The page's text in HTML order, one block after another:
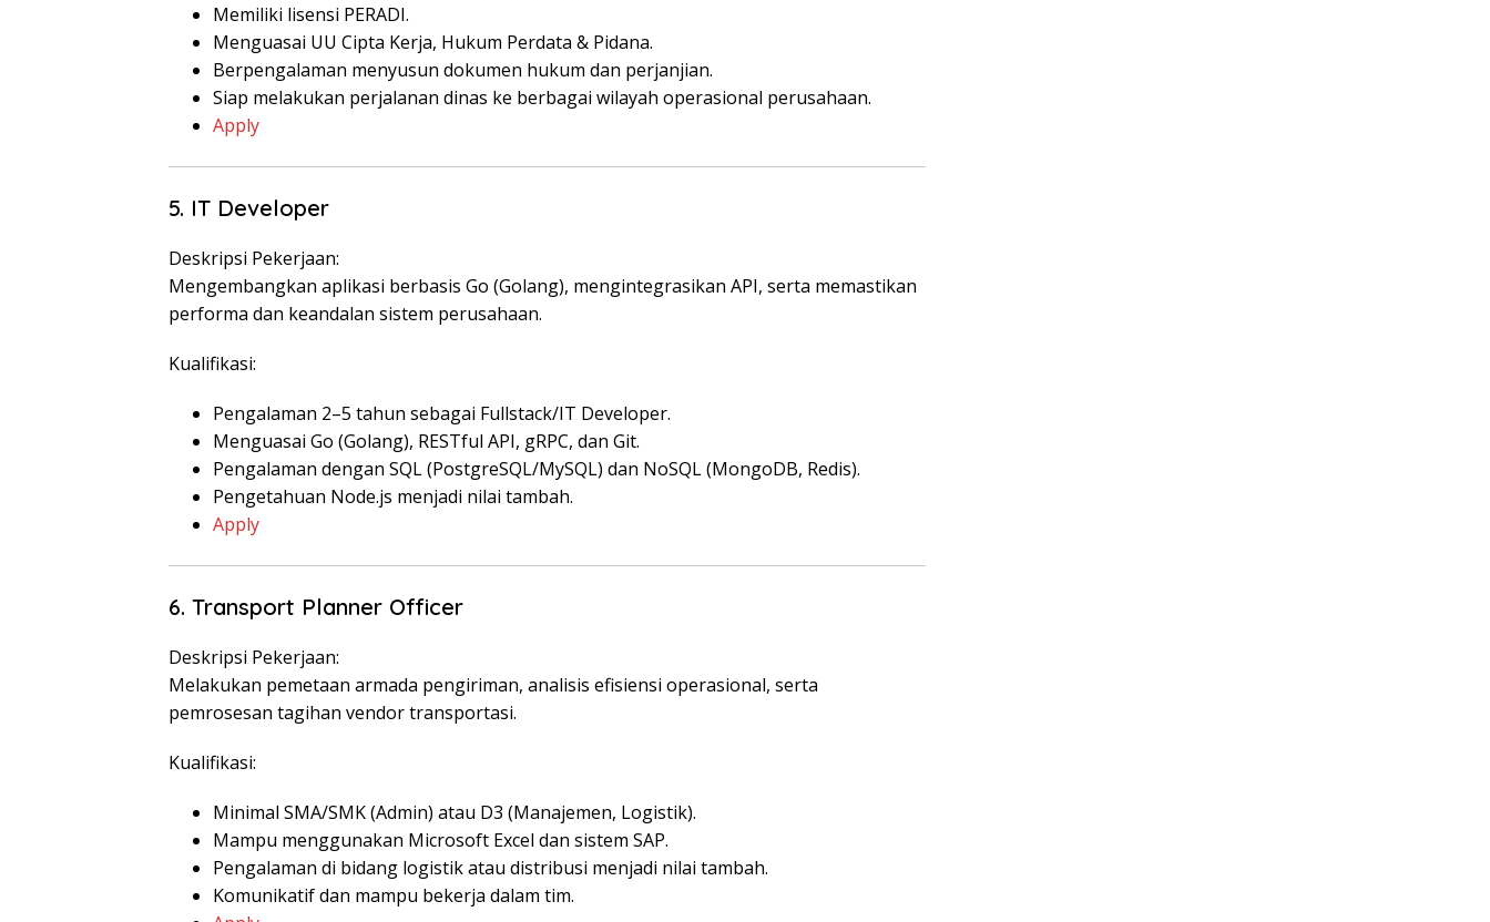
Memiliki lisensi PERADI.
Menguasai UU Cipta Kerja, Hukum Perdata & Pidana.
Berpengalaman menyusun dokumen hukum dan perjanjian.
Siap melakukan perjalanan dinas ke berbagai wilayah operasional perusahaan.
Apply
5. IT Developer
Deskripsi Pekerjaan:
Mengembangkan aplikasi berbasis Go (Golang), mengintegrasikan API, serta memastikan
performa dan keandalan sistem perusahaan.
Kualifikasi:
Pengalaman 2–5 tahun sebagai Fullstack/IT Developer.
Menguasai Go (Golang), RESTful API, gRPC, dan Git.
Pengalaman dengan SQL (PostgreSQL/MySQL) dan NoSQL (MongoDB, Redis).
Pengetahuan Node.js menjadi nilai tambah.
Apply
6. Transport Planner Officer
Deskripsi Pekerjaan:
Melakukan pemetaan armada pengiriman, analisis efisiensi operasional, serta
pemrosesan tagihan vendor transportasi.
Kualifikasi:
Minimal SMA/SMK (Admin) atau D3 (Manajemen, Logistik).
Mampu menggunakan Microsoft Excel dan sistem SAP.
Pengalaman di bidang logistik atau distribusi menjadi nilai tambah.
Komunikatif dan mampu bekerja dalam tim.